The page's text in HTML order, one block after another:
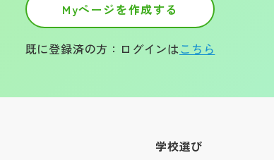
Myページを作成する
既に登録済の方：ログインはこちら
学校選び